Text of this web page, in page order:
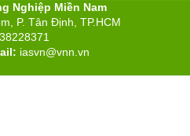
Nghiệp Miền Nam
P. Tân Định, TP.HCM
iasvn@vnn.vn